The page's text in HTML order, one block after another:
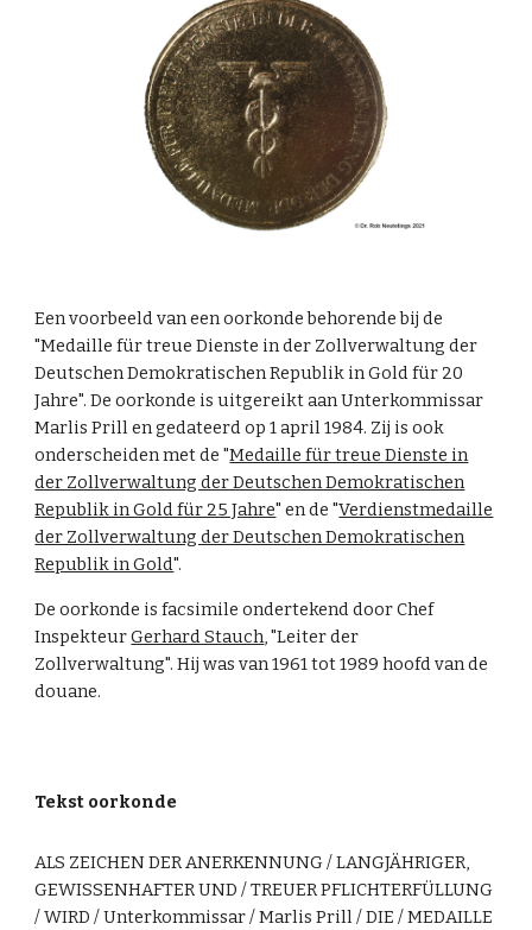
Een voorbeeld van een oorkonde behorende bij de
"Medaille für treue Dienste in der Zollverwaltung der
Deutschen Demokratischen Republik in Gold für 20
Jahre". De oorkonde is uitgereikt aan Unterkommissar
Marlis Prill en gedateerd op 1 april 1984. Zij is ook
onderscheiden met de "Medaille für treue Dienste in
der Zollverwaltung der Deutschen Demokratischen
Republik in Gold für 25 Jahre" en de "Verdienstmedaille
der Zollverwaltung der Deutschen Demokratischen
Republik in Gold".
De oorkonde is facsimile ondertekend door Chef
InspekteurGerhard Stauch, "Leiter der
Zollverwaltung". Hij was van 1961 tot 1989 hoofd van de
douane.
Tekst oorkonde
ALS ZEICHEN DER ANERKENNUNG / LANGJÄHRIGER,
GEWISSENHAFTER UND / TREUER PFLICHTERFÜLLUNG
/ WIRD / Unterkommissar / Marlis Prill / DIE / MEDAILLE